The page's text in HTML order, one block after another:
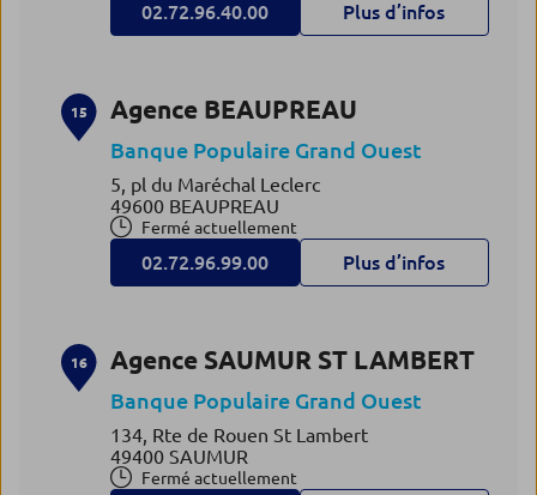
02.72.96.40.00 Plus d’infos
15 Agence BEAUPREAU
Banque Populaire Grand Ouest
5, pl du Maréchal Leclerc
49600 BEAUPREAU
Fermé actuellement
02.72.96.99.00 Plus d’infos
16 Agence SAUMUR ST LAMBERT
Banque Populaire Grand Ouest
134, Rte de Rouen St Lambert
49400 SAUMUR
Fermé actuellement